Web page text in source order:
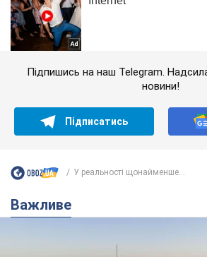
Підпишись на наш Telegram.
новини!
Підписатись
У реальності щонайменше...
Важливе